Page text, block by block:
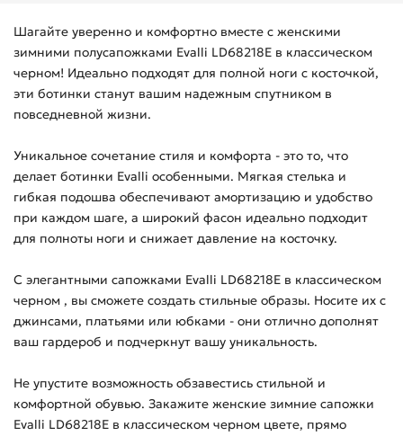
Шагайте уверенно и комфортно вместе с женскими
зимними полусапожками Evalli LD68218E в классическом
черном! Идеально подходят для полной ноги с косточкой,
эти ботинки станут вашим надежным спутником в
повседневной жизни.
Уникальное сочетание стиля и комфорта - это то, что
делает ботинки Evalli особенными. Мягкая стелька и
гибкая подошва обеспечивают амортизацию и удобство
при каждом шаге, а широкий фасон идеально подходит
для полноты ноги и снижает давление на косточку.
С элегантными сапожками Evalli LD68218E в классическом
черном , вы сможете создать стильные образы. Носите их с
джинсами, платьями или юбками - они отлично дополнят
ваш гардероб и подчеркнут вашу уникальность.
Не упустите возможность обзавестись стильной и
комфортной обувью. Закажите женские зимние сапожки
Evalli LD68218E в классическом черном цвете, прямо